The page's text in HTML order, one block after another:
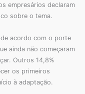
empresários declaram
sobre o tema.
acordo com o porte
ainda não começaram
Outros 14,8%
os primeiros
à adaptação.